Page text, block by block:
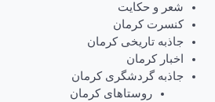
شعر و حکایت
کنسرت کرمان
جاذبه تاریخی کرمان
اخبار کرمان
جاذبه گردشگری کرمان
روستاهای کرمان